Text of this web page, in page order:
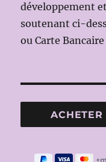
développement
soutenant ci-
ou Carte Bancaire